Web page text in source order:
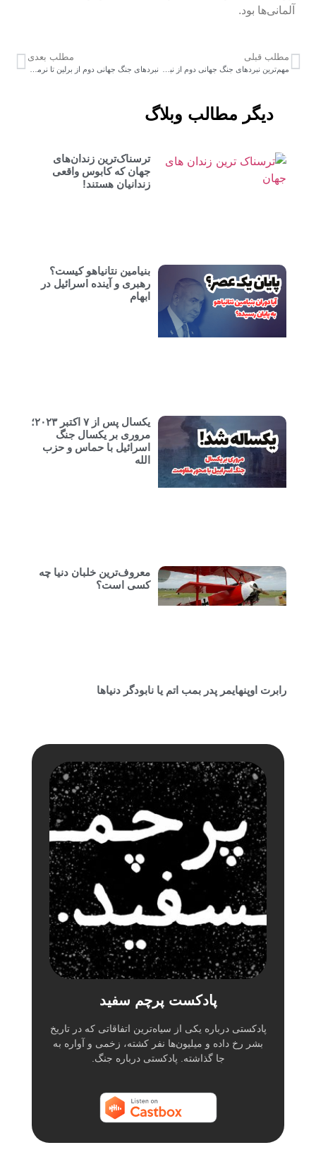
آلمانی‌ها بود.
مطلب قبلی مطلب بعدی
دیگر مطالب وبلاگ
ترسناک‌ترین زندان‌های
جهان که کابوس واقعی
زندانیان هستند!
بنیامین نتانیاهو کیست؟
رهبری و آینده اسرائیل در
ابهام
یکسال پس از ۷ اکتبر ۲۰۲۳؛
مروری بر یکسال جنگ
اسرائیل با حماس و حزب
الله
معروف‌ترین خلبان دنیا چه
کسی است؟
رابرت اوپنهایمر پدر بمب اتم یا نابودگر دنیاها
پادکست پرچم سفید
پادکستی درباره یکی از سیاه‌ترین اتفاقاتی که در تاریخ
بشر رخ داده و میلیون‌ها نفر کشته،‌ زخمی و آواره به
جا گذاشته. پادکستی درباره جنگ.